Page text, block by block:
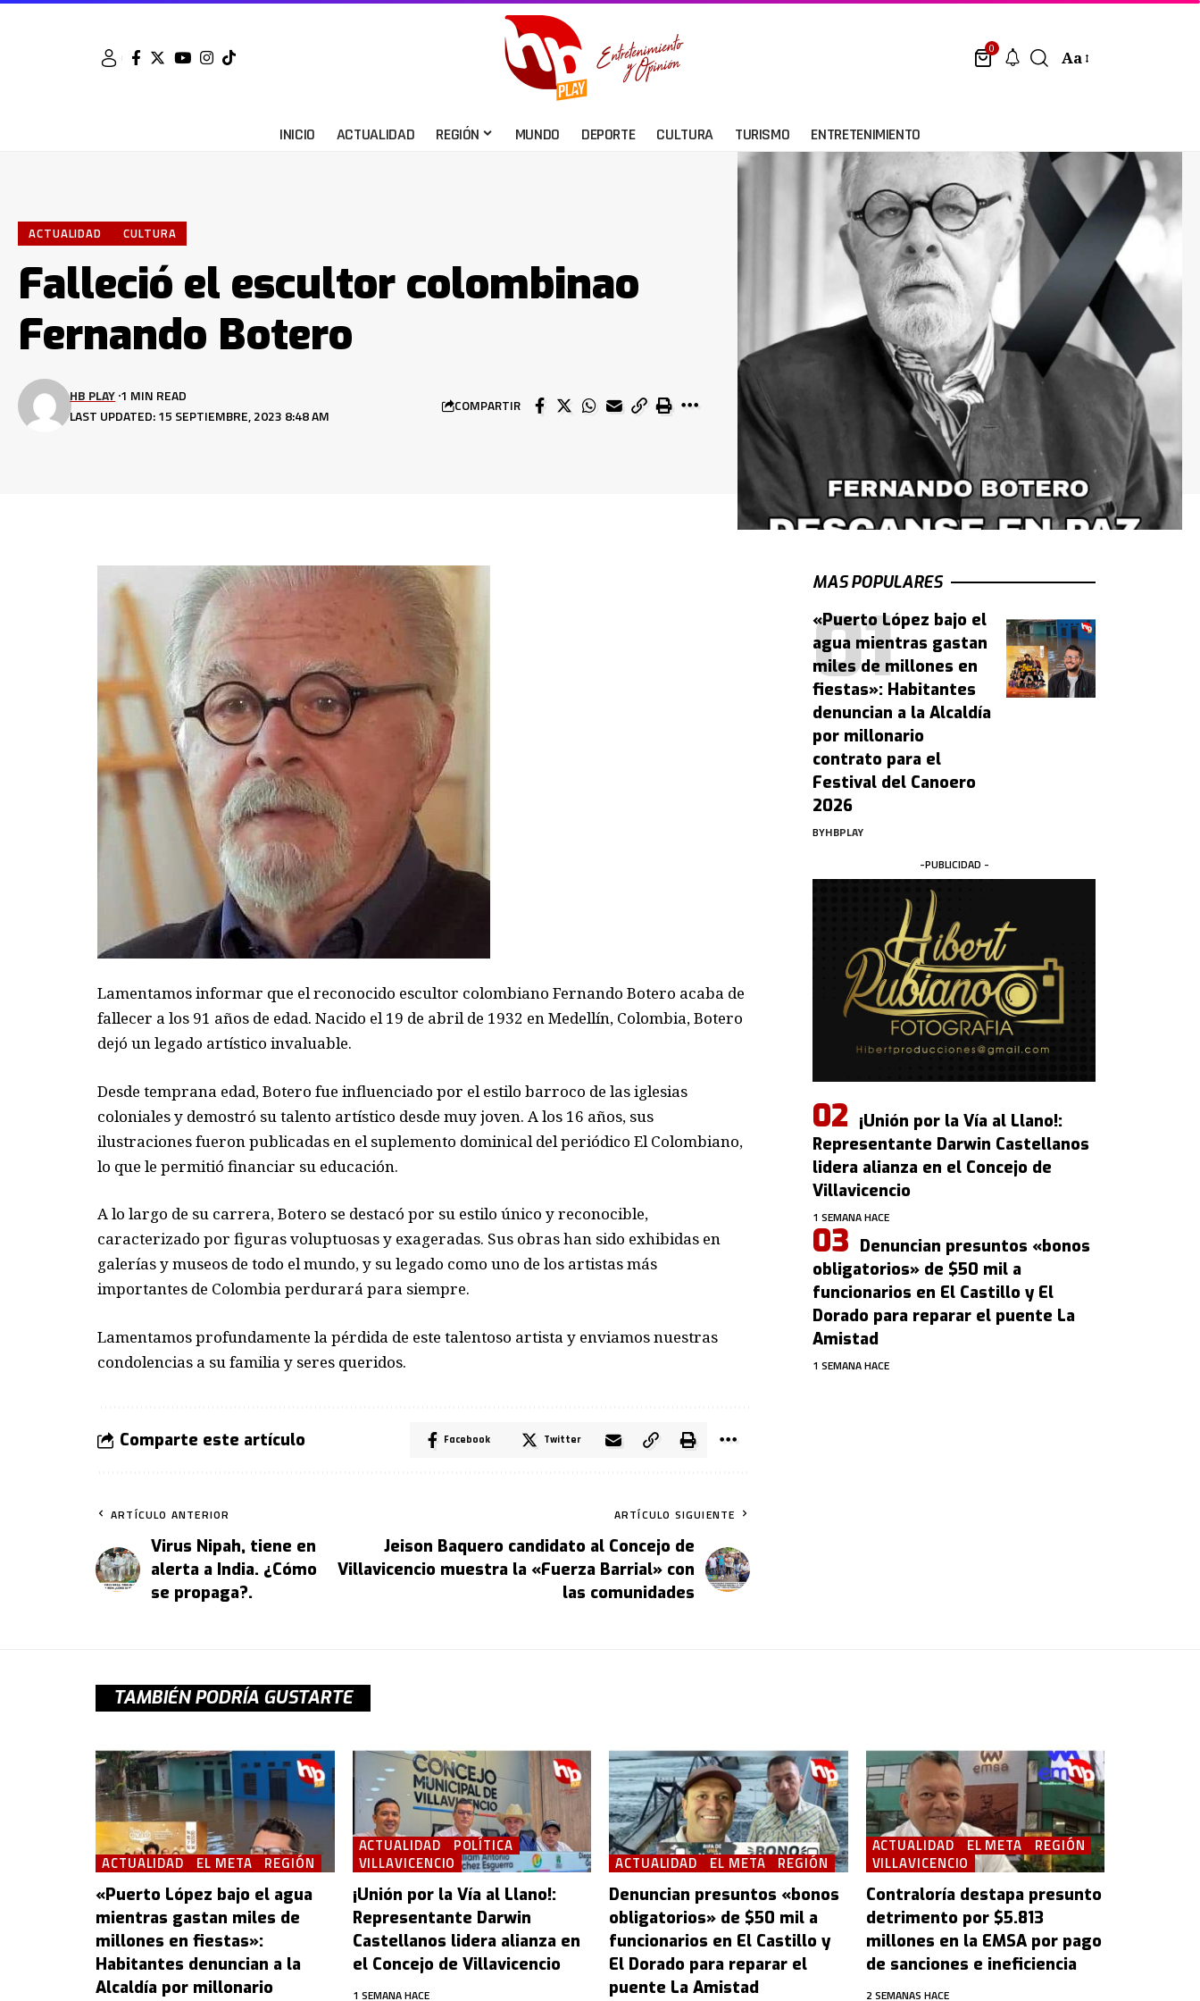
0 Aa
INICIO ACTUALIDAD REGIÓN MUNDO DEPORTE CULTURA TURISMO ENTRETENIMIENTO
ACTUALIDAD CULTURA
Falleció el escultor colombinao
Fernando Botero
LAST UPDATED: 15 SEPTIEMBRE, 2023 8:48 AM
HB PLAY 1 MIN READ
COMPARTIR
Lamentamos informar que el reconocido escultor colombiano Fernando Botero acaba de
fallecer a los 91 años de edad. Nacido el 19 de abril de 1932 en Medellín, Colombia, Botero
dejó un legado artístico invaluable.
Desde temprana edad, Botero fue influenciado por el estilo barroco de las iglesias
coloniales y demostró su talento artístico desde muy joven. A los 16 años, sus
ilustraciones fueron publicadas en el suplemento dominical del periódico El Colombiano,
lo que le permitió financiar su educación.
A lo largo de su carrera, Botero se destacó por su estilo único y reconocible,
caracterizado por figuras voluptuosas y exageradas. Sus obras han sido exhibidas en
galerías y museos de todo el mundo, y su legado como uno de los artistas más
importantes de Colombia perdurará para siempre.
Lamentamos profundamente la pérdida de este talentoso artista y enviamos nuestras
condolencias a su familia y seres queridos.
Comparte este artículo Facebook Twitter
ARTÍCULO ANTERIOR
Virus Nipah, tiene en
alerta a India. ¿Cómo
se propaga?.
ARTÍCULO SIGUIENTE
Jeison Baquero candidato al Concejo de
Villavicencio muestra la «Fuerza Barrial» con
las comunidades
MAS POPULARES
«Puerto López bajo el
agua mientras gastan
miles de millones en
fiestas»: Habitantes
denuncian a la Alcaldía
por millonario
contrato para el
Festival del Canoero
2026
BYHBPLAY
-PUBLICIDAD -
¡Unión por la Vía al Llano!:
Representante Darwin Castellanos
lidera alianza en el Concejo de
Villavicencio
1 SEMANA HACE
Denuncian presuntos «bonos
obligatorios» de $50 mil a
funcionarios en El Castillo y El
Dorado para reparar el puente La
Amistad
1 SEMANA HACE
TAMBIÉN PODRÍA GUSTARTE
ACTUALIDAD EL META REGIÓN
«Puerto López bajo el agua
mientras gastan miles de
millones en fiestas»:
Habitantes denuncian a la
Alcaldía por millonario
ACTUALIDAD
POLÍTICA
VILLAVICENCIO
¡Unión por la Vía al Llano!:
Representante Darwin
Castellanos lidera alianza en
el Concejo de Villavicencio
1 SEMANA HACE
ACTUALIDAD EL META REGIÓN
Denuncian presuntos «bonos
obligatorios» de $50 mil a
funcionarios en El Castillo y
El Dorado para reparar el
puente La Amistad
ACTUALIDAD EL META
REGIÓN
VILLAVICENCIO
Contraloría destapa presunto
detrimento por $5.813
millones en la EMSA por pago
de sanciones e ineficiencia
2 SEMANAS HACE